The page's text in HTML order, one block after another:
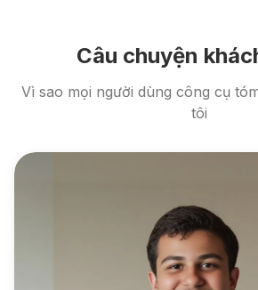
Câu chuyện
Vì sao mọi người dùng công cụ
tôi